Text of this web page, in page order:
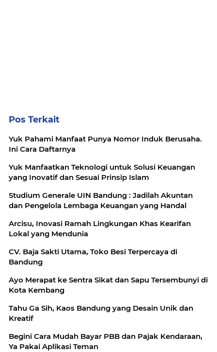
Pos Terkait
Yuk Pahami Manfaat Punya Nomor Induk Berusaha.
Ini Cara Daftarnya
Yuk Manfaatkan Teknologi untuk Solusi Keuangan
yang Inovatif dan Sesuai Prinsip Islam
Studium Generale UIN Bandung : Jadilah Akuntan
dan Pengelola Lembaga Keuangan yang Handal
Arcisu, Inovasi Ramah Lingkungan Khas Kearifan
Lokal yang Mendunia
CV. Baja Sakti Utama, Toko Besi Terpercaya di
Bandung
Ayo Merapat ke Sentra Sikat dan Sapu Tersembunyi di
Kota Kembang
Tahu Ga Sih, Kaos Bandung yang Desain Unik dan
Kreatif
Begini Cara Mudah Bayar PBB dan Pajak Kendaraan,
Ya Pakai Aplikasi Teman